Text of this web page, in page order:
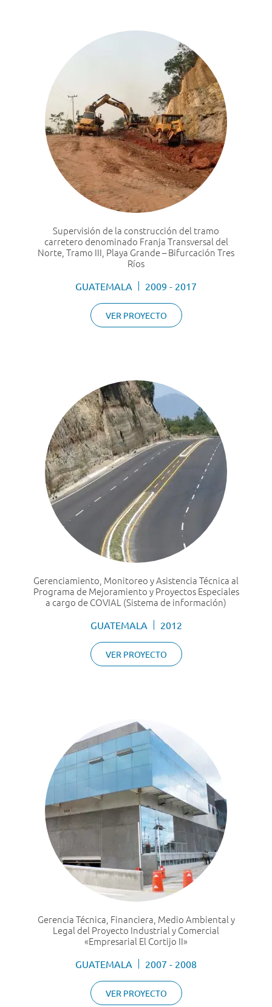
Supervisión de la construcción del tramo
carretero denominado Franja Transversal del
Norte, Tramo III, Playa Grande – Bifurcación Tres
Ríos
GUATEMALA 2009 - 2017
VER PROYECTO
Gerenciamiento, Monitoreo y Asistencia Técnica al
Programa de Mejoramiento y Proyectos Especiales
a cargo de COVIAL (Sistema de información)
GUATEMALA 2012
VER PROYECTO
Gerencia Técnica, Financiera, Medio Ambiental y
Legal del Proyecto Industrial y Comercial
«Empresarial El Cortijo II»
GUATEMALA 2007 - 2008
VER PROYECTO